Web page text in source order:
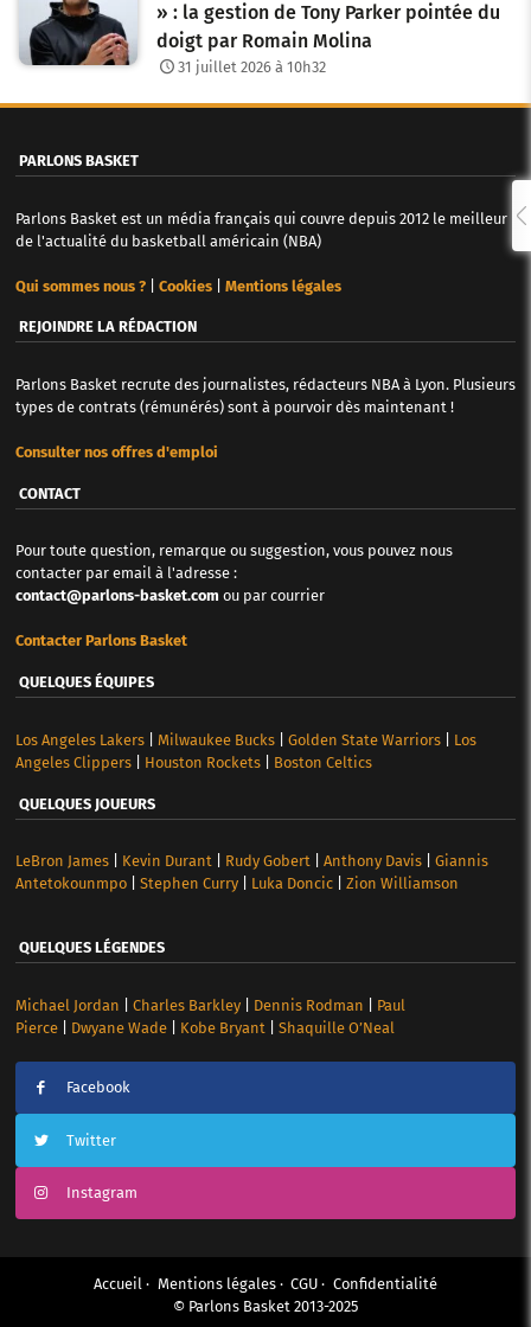
» : la gestion de Tony Parker pointée du
doigt par Romain Molina
31 juillet 2026 à 10h32
PARLONS BASKET
Parlons Basket est un média français qui couvre depuis 2012 le meilleur
de l'actualité du basketball américain (NBA)
Qui sommes nous ?| Cookies| Mentions légales
REJOINDRE LA RÉDACTION
Parlons Basket recrute des journalistes, rédacteurs NBA à Lyon. Plusieurs
types de contrats (rémunérés) sont à pourvoir dès maintenant !
Consulter nos offres d'emploi
CONTACT
Pour toute question, remarque ou suggestion, vous pouvez nous
contacter par email à l'adresse :
contact@parlons-basket.com ou par courrier
Contacter Parlons Basket
QUELQUES ÉQUIPES
Los Angeles Lakers| Milwaukee Bucks| Golden State Warriors| Los
Angeles Clippers| Houston Rockets| Boston Celtics
QUELQUES JOUEURS
LeBron James| Kevin Durant| Rudy Gobert| Anthony Davis| Giannis
Antetokounmpo| Stephen Curry| Luka Doncic| Zion Williamson
QUELQUES LÉGENDES
Michael Jordan Charles Barkley| Dennis Rodman
Paul
Pierce| Dwyane Wade| Kobe Bryant Shaquille O’Neal
Facebook
Twitter
Instagram
Accueil Mentions légales CGU
Confidentialité
© Parlons Basket 2013-2025